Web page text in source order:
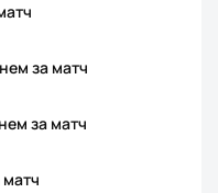
за матч
за матч